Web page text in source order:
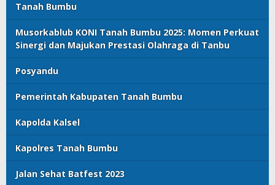
Tanah Bumbu
Musorkablub KONI Tanah Bumbu 2025: Momen Perkuat
Sinergi dan Majukan Prestasi Olahraga di Tanbu
Posyandu
Pemerintah Kabupaten Tanah Bumbu
Kapolda Kalsel
Kapolres Tanah Bumbu
Jalan Sehat Batfest 2023